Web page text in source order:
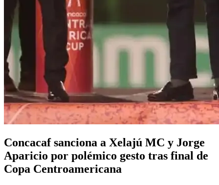
Concacaf sanciona a Xelajú MC y Jorge
Aparicio por polémico gesto tras final de
Copa Centroamericana